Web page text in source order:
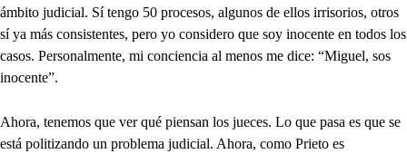
ámbito judicial. Sí tengo 50 procesos, algunos de ellos irrisorios, otros
sí ya más consistentes, pero yo considero que soy inocente en todos los
casos. Personalmente, mi conciencia al menos me dice: “Miguel, sos
inocente”.
Ahora, tenemos que ver qué piensan los jueces. Lo que pasa es que se
está politizando un problema judicial. Ahora, como Prieto es